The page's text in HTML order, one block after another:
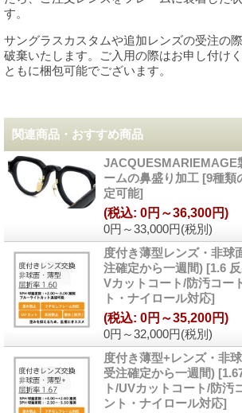
す。
サングラスカスタムや追加レンズの受注の
破棄いたします。ご入用の際はお申し付け
ともに梱包可能でございます。
関連商品・おすすめ商品
JACQUESMARIEMAGE
ームの鼻盛り加工 [9種類
定可能]
0円～33,000円(税別)
(税込: 0円～36,300円)
度付き薄型レンズ・非球
注確定から一週間) [1.6
Vカットコート/防汚コー
ト・ナイロール対応]
0円～32,000円(税別)
(税込: 0円～35,200円)
度付き薄型+レンズ・非
受注確定から一週間) [
ト/UVカットコート/防汚
ント・ナイロール対応]